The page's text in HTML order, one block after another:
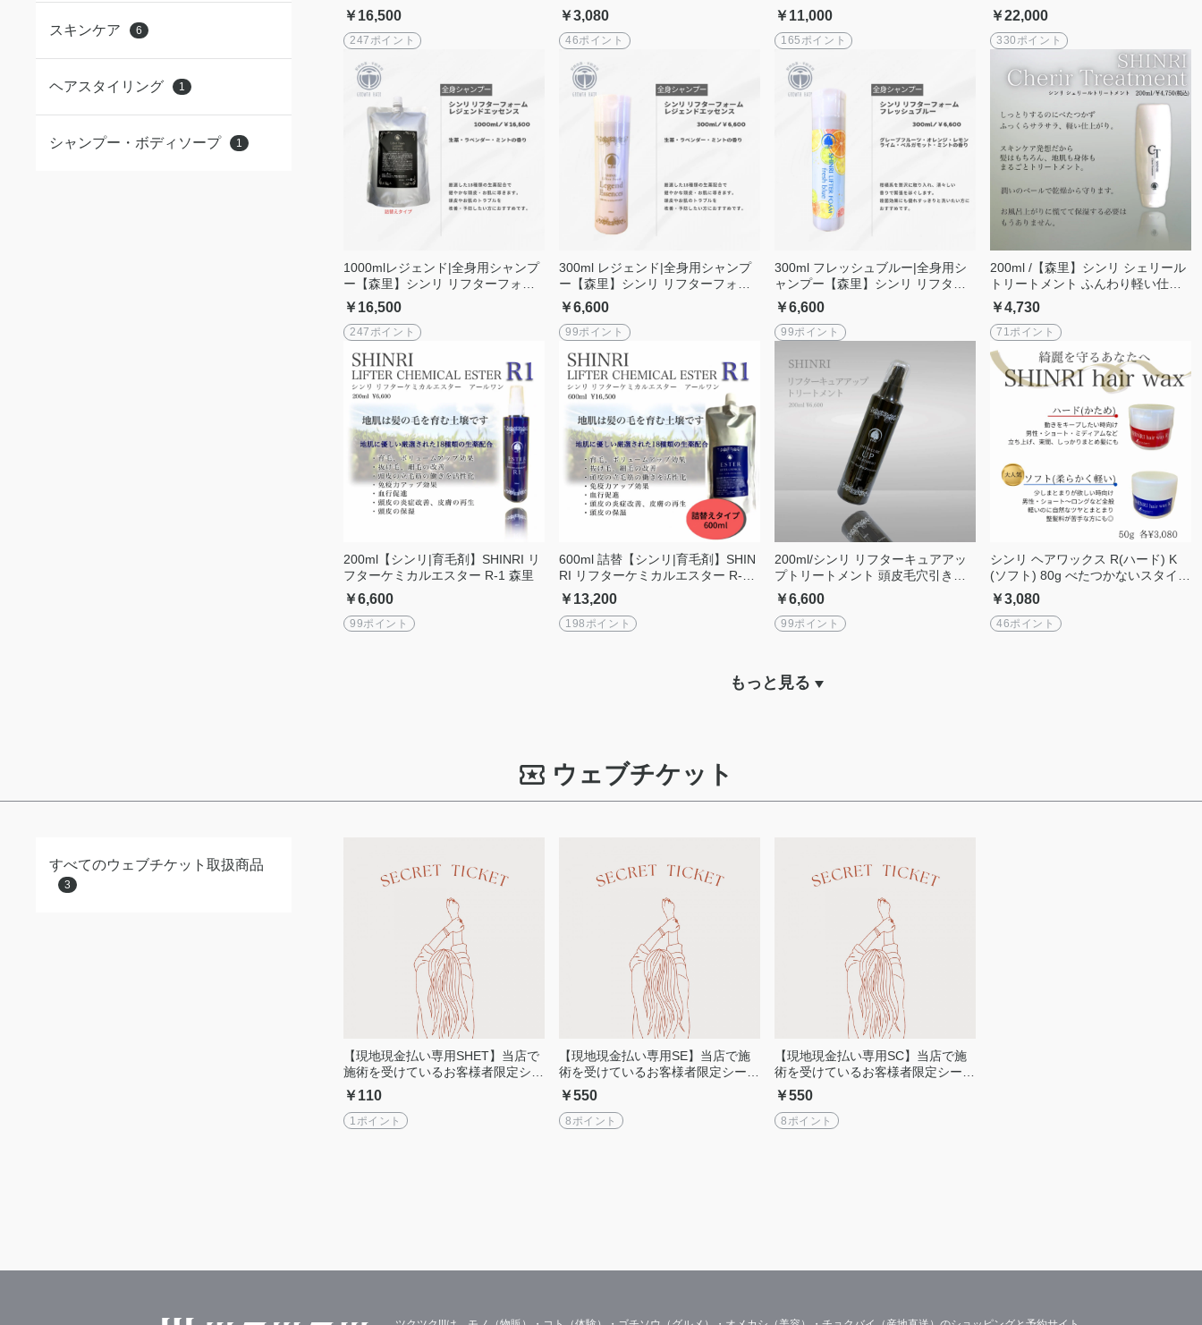
スキンケア 6
ヘアスタイリング 1
シャンプー・ボディソープ 1
フォーム シャンプー ボディーソー
プ ヘアケア
￥16,500
247ポイント
活性水
￥3,080
46ポイント
活性水
￥11,000
165ポイント
も髪も全身ケア 40代50代60代 シャ
ンプー ボディーソープ
￥22,000
330ポイント
1000mlレジェンド|全身用シャンプ
ー【森里】シンリ リフターフォー
ム シャンプー ボディーソープ ヘア
ケア
￥16,500
247ポイント
300ml レジェンド|全身用シャンプ
ー【森里】シンリ リフターフォー
ム シャンプー ボディーソープ ヘア
ケア
￥6,600
99ポイント
300ml フレッシュブルー|全身用シ
ャンプー【森里】シンリ リフター
フォーム シャンプー ボディーソー
プ ヘアケア
￥6,600
99ポイント
200ml /【森里】シンリ シェリール
トリートメント ふんわり軽い仕上
がり ベタつかない
￥4,730
71ポイント
200ml【シンリ|育毛剤】SHINRI リ
フターケミカルエスター R-1 森里
￥6,600
99ポイント
600ml 詰替【シンリ|育毛剤】SHIN
RI リフターケミカルエスター R-1
森里
￥13,200
198ポイント
200ml/シンリ リフターキュアアッ
プトリートメント 頭皮毛穴引き締
め キューティクルケア
￥6,600
99ポイント
シンリ ヘアワックス R(ハード) K
(ソフト) 80g べたつかないスタイリ
ング剤
￥3,080
46ポイント
もっと見る
ウェブチケット
すべてのウェブチケット取扱商品
3
【現地現金払い専用SHET】当店で
施術を受けているお客様者限定シー
クレットチケット（4回分）
￥110
1ポイント
【現地現金払い専用SE】当店で施
術を受けているお客様者限定シーク
レットチケット（6回分）
￥550
8ポイント
【現地現金払い専用SC】当店で施
術を受けているお客様者限定シーク
レットチケット（5回分）
￥550
8ポイント